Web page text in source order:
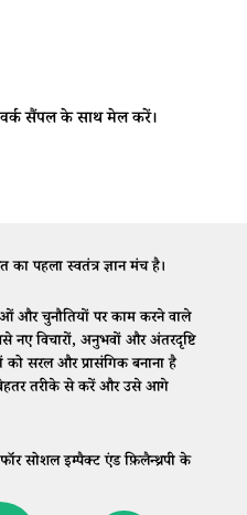
वर्क सैंपल के साथ मेल करें।
पहला स्वतंत्र ज्ञान मंच है।
और चुनौतियों पर काम करने वाले
नए विचारों, अनुभवों और अंतरदृष्टि
को सरल और प्रासंगिक बनाना है
तरीके से करें और उसे आगे
सोशल इम्पैक्ट एंड फ़िलैन्थ्रपी के